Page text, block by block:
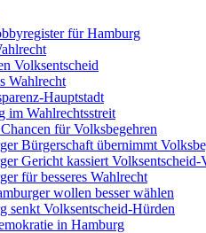
für Hamburg
Volksentscheid
Wahlrecht
Hauptstadt
im Wahlrechtsstreit
für Volksbegehren
Bürgerschaft übernimmt
Gericht kassiert Volksentscheid-
für besseres Wahlrecht
wollen besser wählen
senkt Volksentscheid-Hürden
in Hamburg